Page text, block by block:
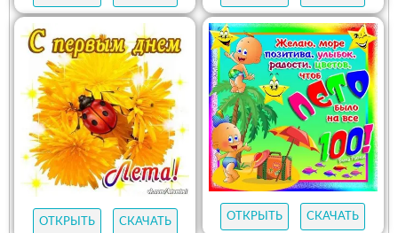
ОТКРЫТЬ СКАЧАТЬ ОТКРЫТЬ СКАЧАТЬ